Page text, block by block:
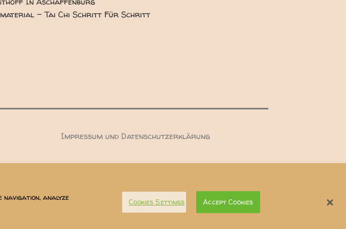
- Tai Chi Schritt Für Schritt
Impressum und Datenschutzerklärung
Ludwigstraße 7, 63739 Aschaffenburg
navigation, analyze
Cookies Settings Accept Cookies